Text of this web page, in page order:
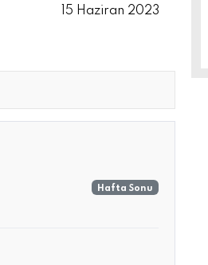
15 Haziran 2023
Hafta Sonu